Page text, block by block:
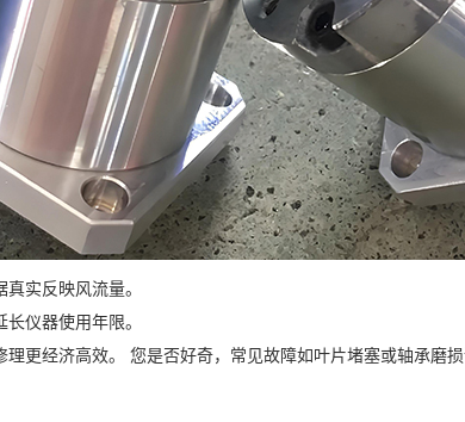
实反映风流量。
仪器使用年限。
理更经济高效。 您是否好奇，常见故障如叶片堵塞或轴承磨损